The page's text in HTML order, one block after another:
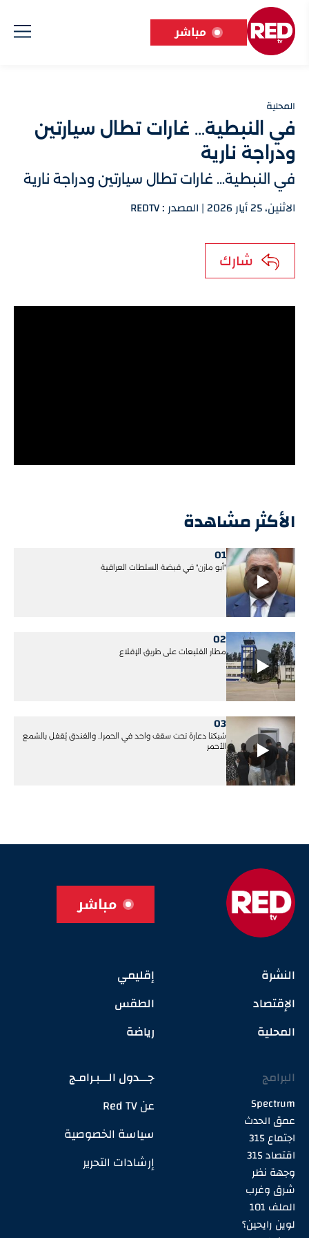
مباشر
المحلية
في النبطية… غارات تطال سيارتين
ودراجة نارية
في النبطية… غارات تطال سيارتين ودراجة نارية
الاثنين، 25 أيار 2026 | المصدر : REDTV
شارك
الأكثر مشاهدة
01
"أبو مازن" في قبضة السلطات العراقية
02
مطار القليعات على طريق الإقلاع
03
شبكتا دعارة تحت سقف واحد في الحمرا.. والفندق يُقفل بالشمع
الأحمر
مباشر
النشرة
الإقتصاد
المحلية
إقليمي
الطقس
رياضة
البرامج
Spectrum
عمق الحدث
اجتماع 315
اقتصاد 315
وجهة نظر
شرق وغرب
الملف 101
لوين رايحين؟
جـــدول الـــبـرامـج
عن Red TV
سياسة الخصوصية
إرشادات التحرير